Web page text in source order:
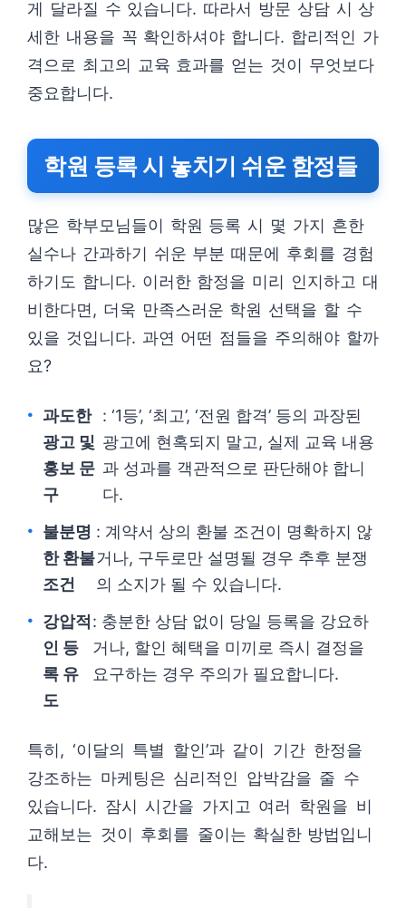
게 달라질 수 있습니다. 따라서 방문 상담 시 상
세한 내용을 꼭 확인하셔야 합니다. 합리적인 가
격으로 최고의 교육 효과를 얻는 것이 무엇보다
중요합니다.
학원 등록 시 놓치기 쉬운 함정들
많은 학부모님들이 학원 등록 시 몇 가지 흔한
실수나 간과하기 쉬운 부분 때문에 후회를 경험
하기도 합니다. 이러한 함정을 미리 인지하고 대
비한다면, 더욱 만족스러운 학원 선택을 할 수
있을 것입니다. 과연 어떤 점들을 주의해야 할까
요?
과도한
광고 및
홍보 문
구
: ‘1등’, ‘최고’, ‘전원 합격’ 등의 과장된
광고에 현혹되지 말고, 실제 교육 내용
과 성과를 객관적으로 판단해야 합니
다.
불분명
한 환불
조건
: 계약서 상의 환불 조건이 명확하지 않
거나, 구두로만 설명될 경우 추후 분쟁
의 소지가 될 수 있습니다.
강압적
인 등
록 유
도
: 충분한 상담 없이 당일 등록을 강요하
거나, 할인 혜택을 미끼로 즉시 결정을
요구하는 경우 주의가 필요합니다.
특히, ‘이달의 특별 할인’과 같이 기간 한정을
강조하는 마케팅은 심리적인 압박감을 줄 수
있습니다. 잠시 시간을 가지고 여러 학원을 비
교해보는 것이 후회를 줄이는 확실한 방법입니
다.